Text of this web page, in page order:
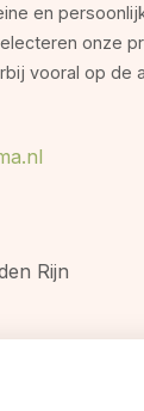
en
onze
vooral op de
Rijn